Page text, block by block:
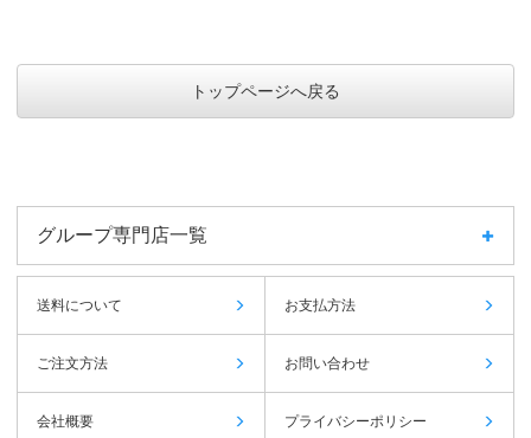
トップページへ戻る
グループ専門店一覧
送料について お支払方法
ご注文方法 お問い合わせ
会社概要 プライバシーポリシー